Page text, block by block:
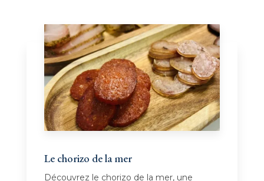
Le chorizo de la mer
Découvrez le chorizo de la mer, une